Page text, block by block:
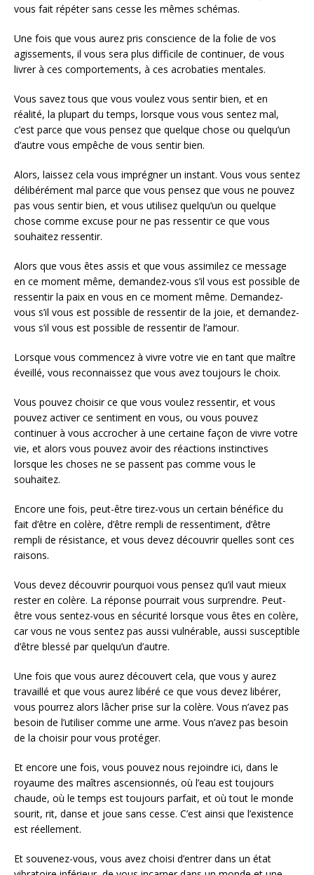
vous fait répéter sans cesse les mêmes schémas.
Une fois que vous aurez pris conscience de la folie de vos
agissements, il vous sera plus difficile de continuer, de vous
livrer à ces comportements, à ces acrobaties mentales.
Vous savez tous que vous voulez vous sentir bien, et en
réalité, la plupart du temps, lorsque vous vous sentez mal,
c’est parce que vous pensez que quelque chose ou quelqu’un
d’autre vous empêche de vous sentir bien.
Alors, laissez cela vous imprégner un instant. Vous vous sentez
délibérément mal parce que vous pensez que vous ne pouvez
pas vous sentir bien, et vous utilisez quelqu’un ou quelque
chose comme excuse pour ne pas ressentir ce que vous
souhaitez ressentir.
Alors que vous êtes assis et que vous assimilez ce message
en ce moment même, demandez-vous s’il vous est possible de
ressentir la paix en vous en ce moment même. Demandez-
vous s’il vous est possible de ressentir de la joie, et demandez-
vous s’il vous est possible de ressentir de l’amour.
Lorsque vous commencez à vivre votre vie en tant que maître
éveillé, vous reconnaissez que vous avez toujours le choix.
Vous pouvez choisir ce que vous voulez ressentir, et vous
pouvez activer ce sentiment en vous, ou vous pouvez
continuer à vous accrocher à une certaine façon de vivre votre
vie, et alors vous pouvez avoir des réactions instinctives
lorsque les choses ne se passent pas comme vous le
souhaitez.
Encore une fois, peut-être tirez-vous un certain bénéfice du
fait d’être en colère, d’être rempli de ressentiment, d’être
rempli de résistance, et vous devez découvrir quelles sont ces
raisons.
Vous devez découvrir pourquoi vous pensez qu’il vaut mieux
rester en colère. La réponse pourrait vous surprendre. Peut-
être vous sentez-vous en sécurité lorsque vous êtes en colère,
car vous ne vous sentez pas aussi vulnérable, aussi susceptible
d’être blessé par quelqu’un d’autre.
Une fois que vous aurez découvert cela, que vous y aurez
travaillé et que vous aurez libéré ce que vous devez libérer,
vous pourrez alors lâcher prise sur la colère. Vous n’avez pas
besoin de l’utiliser comme une arme. Vous n’avez pas besoin
de la choisir pour vous protéger.
Et encore une fois, vous pouvez nous rejoindre ici, dans le
royaume des maîtres ascensionnés, où l’eau est toujours
chaude, où le temps est toujours parfait, et où tout le monde
sourit, rit, danse et joue sans cesse. C’est ainsi que l’existence
est réellement.
Et souvenez-vous, vous avez choisi d’entrer dans un état